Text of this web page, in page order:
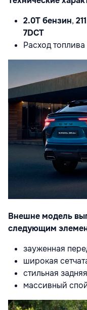
2.0T бензин,
7DCT
Расход топлива
Внешне модель
следующим
зауженная
широкая
стильная
массивный